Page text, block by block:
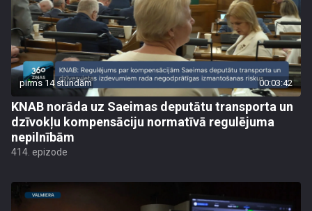
pirms 14 stundām 00:03:42
KNAB norāda uz Saeimas deputātu transporta un
dzīvokļu kompensāciju normatīvā regulējuma
nepilnībām
414. epizode